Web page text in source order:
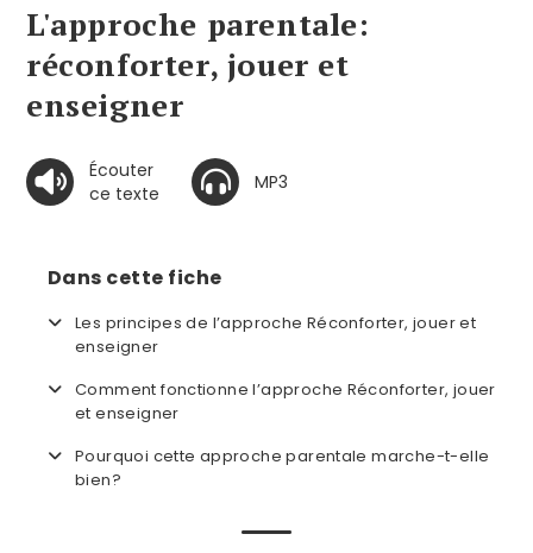
L'approche parentale:
réconforter, jouer et
enseigner
Écouter
ce texte
MP3
Dans cette fiche
Les principes de l’approche Réconforter, jouer et
enseigner
Comment fonctionne l’approche Réconforter, jouer
et enseigner
Pourquoi cette approche parentale marche-t-elle
bien?